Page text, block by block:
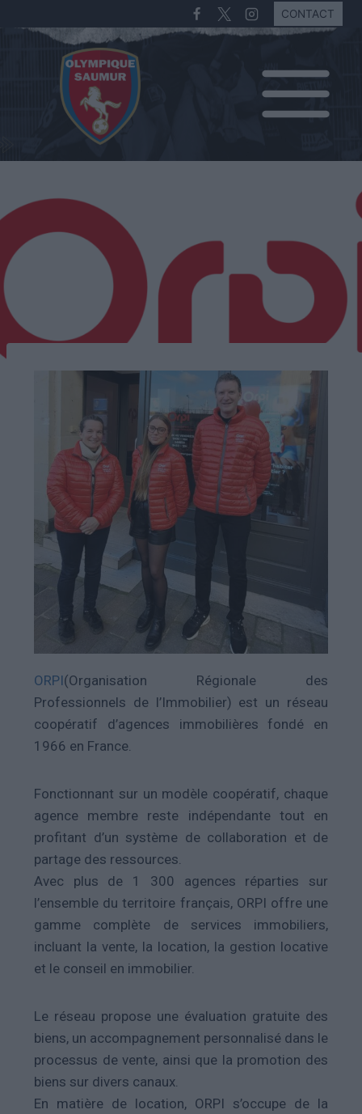
CONTACT
ORPI(Organisation Régionale des
Professionnels de l’Immobilier) est un réseau
coopératif d’agences immobilières fondé en
1966 en France.
Fonctionnant sur un modèle coopératif, chaque
agence membre reste indépendante tout en
profitant d’un système de collaboration et de
partage des ressources.
Avec plus de 1 300 agences réparties sur
l’ensemble du territoire français, ORPI offre une
gamme complète de services immobiliers,
incluant la vente, la location, la gestion locative
et le conseil en immobilier.
Le réseau propose une évaluation gratuite des
biens, un accompagnement personnalisé dans le
processus de vente, ainsi que la promotion des
biens sur divers canaux.
En matière de location, ORPI s’occupe de la